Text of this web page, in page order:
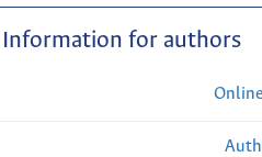
Information for authors